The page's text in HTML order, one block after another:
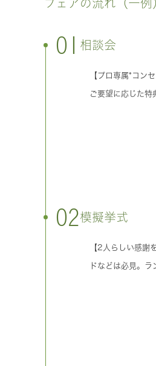
フェアの流れ（一例
01 相談会
【プロ専属*コン
ご要望に応じた特
02模擬挙式
【2人らしい感謝
ドなどは必見。